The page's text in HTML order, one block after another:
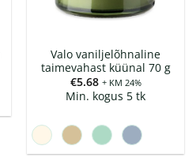
Valo vaniljelõhnaline
taimevahast küünal 70 g
€5.68 + KM 24%
Min. kogus 5 tk